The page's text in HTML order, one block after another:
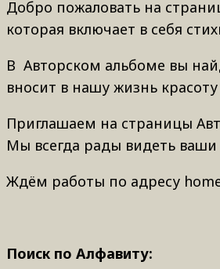
Добро пожаловать на
которая включает в себя
В Авторском альбоме вы
вносит в нашу жизнь
Приглашаем на страницы
Мы всегда рады видеть
Ждём работы по адресу
Поиск по Алфавиту: